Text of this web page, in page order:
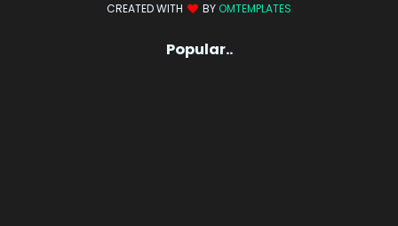
CREATED WITH BY OMTEMPLATES
Popular..